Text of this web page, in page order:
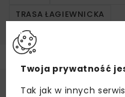
TRASA ŁAGIEWNICKA
Twoja prywatność
Tak jak w innych